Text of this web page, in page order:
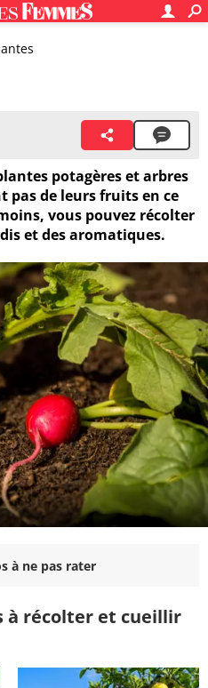
potagères et arbres
pas de leurs fruits en ce
vous pouvez récolter
et des aromatiques.
à ne pas rater
à récolter et cueillir